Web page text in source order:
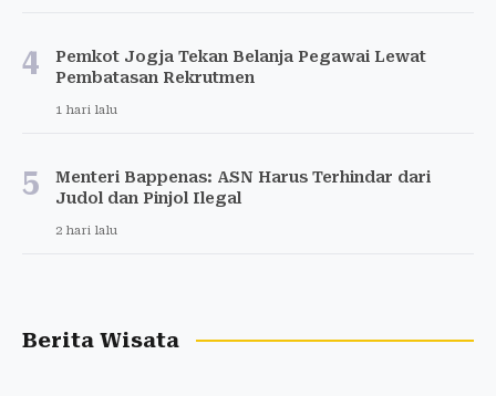
4
Pemkot Jogja Tekan Belanja Pegawai Lewat
Pembatasan Rekrutmen
1 hari lalu
5
Menteri Bappenas: ASN Harus Terhindar dari
Judol dan Pinjol Ilegal
2 hari lalu
Berita Wisata